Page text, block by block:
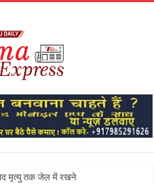
मृत्यु तक जेल में रखने की सजा संविधान